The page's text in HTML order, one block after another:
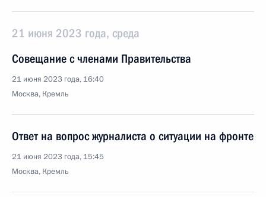
21 июня 2023 года, среда
Совещание с членами Правительства
21 июня 2023 года, 16:40
Москва, Кремль
Ответ на вопрос журналиста о ситуации на фронте
21 июня 2023 года, 15:45
Москва, Кремль